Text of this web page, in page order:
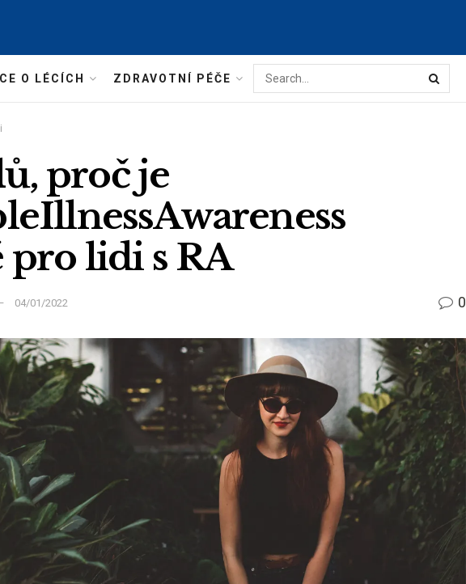
O LÉCÍCH ZDRAVOTNÍ PÉČE
proč je
pro lidi s RA
04/01/2022 0